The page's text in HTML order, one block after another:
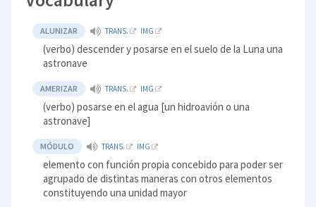
ALUNIZAR TRANS. IMG
(verbo) descender y posarse en el suelo de la Luna una
astronave
AMERIZAR TRANS. IMG
(verbo) posarse en el agua [un hidroavión o una
astronave]
MÓDULO TRANS. IMG
elemento con función propia concebido para poder ser
agrupado de distintas maneras con otros elementos
constituyendo una unidad mayor